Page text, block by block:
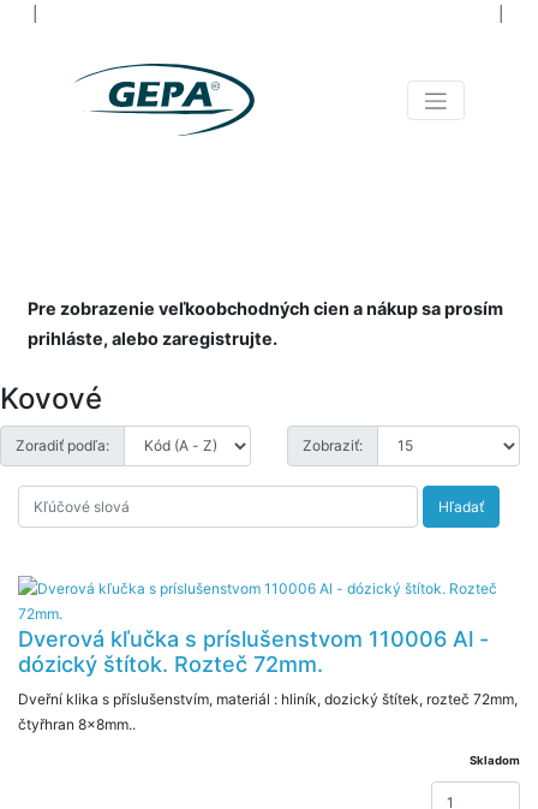
Pre zobrazenie veľkoobchodných cien a nákup sa prosím
prihláste, alebo zaregistrujte.
Kovové
Zoradiť podľa: Zobraziť:
Hľadať
Dverová kľučka s príslušenstvom 110006 Al -
dózický štítok. Rozteč 72mm.
Dveřní klika s příslušenstvím, materiál : hliník, dozický štítek, rozteč 72mm,
čtyřhran 8x8mm..
Skladom